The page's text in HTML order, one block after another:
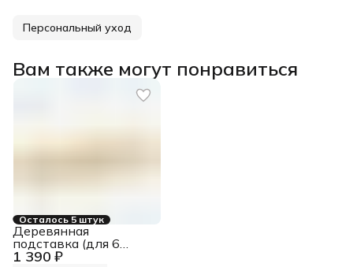
Персональный уход
Вам также могут понравиться
Осталось 5 штук
1 390 ₽
Деревянная
подставка (для 6
масел по 15 мл)